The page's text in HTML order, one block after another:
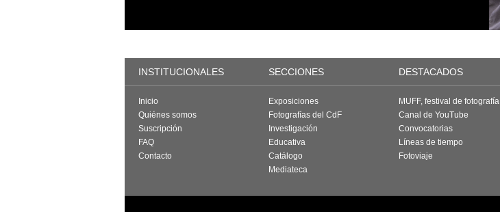
INSTITUCIONALES SECCIONES DESTACADOS
Inicio
Quiénes somos
Suscripción
FAQ
Contacto
Exposiciones
Fotografías del CdF
Investigación
Educativa
Catálogo
Mediateca
MUFF, festival de fotografía
Canal de YouTube
Convocatorias
Líneas de tiempo
Fotoviaje